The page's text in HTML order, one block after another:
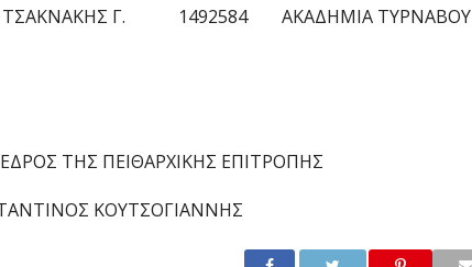
ΤΣΑΚΝΑΚΗΣ Γ. 1492584 ΑΚΑΔΗΜΙΑ ΤΥΡΝΑΒΟΥ
ΤΗΣ ΠΕΙΘΑΡΧΙΚΗΣ ΕΠΙΤΡΟΠΗΣ
ΚΟΥΤΣΟΓΙΑΝΝΗΣ